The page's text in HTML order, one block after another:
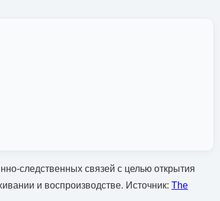
следственных связей с целью открытия
и воспроизводстве. Источник: The